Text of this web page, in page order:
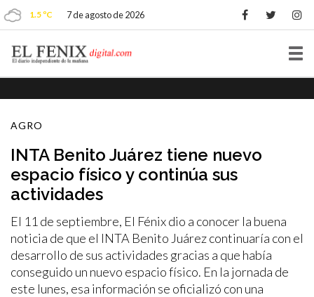
1.5 ºC 7 de agosto de 2026
AGRO
INTA Benito Juárez tiene nuevo
espacio físico y continúa sus
actividades
El 11 de septiembre, El Fénix dio a conocer la buena
noticia de que el INTA Benito Juárez continuaría con el
desarrollo de sus actividades gracias a que había
conseguido un nuevo espacio físico. En la jornada de
este lunes, esa información se oficializó con una